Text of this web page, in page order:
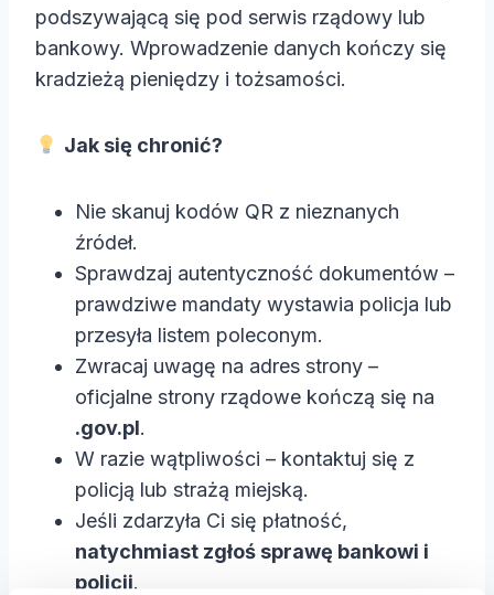
podszywającą się pod serwis rządowy lub
bankowy. Wprowadzenie danych kończy się
kradzieżą pieniędzy i tożsamości.
Jak się chronić?
Nie skanuj kodów QR z nieznanych
źródeł.
Sprawdzaj autentyczność dokumentów –
prawdziwe mandaty wystawia policja lub
przesyła listem poleconym.
Zwracaj uwagę na adres strony –
oficjalne strony rządowe kończą się na
.gov.pl.
W razie wątpliwości – kontaktuj się z
policją lub strażą miejską.
Jeśli zdarzyła Ci się płatność,
natychmiast zgłoś sprawę bankowi i
policji.